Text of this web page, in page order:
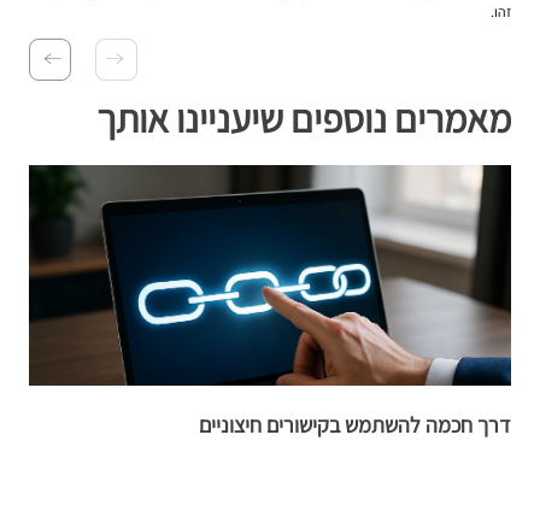
זהו.
מאמרים נוספים שיעניינו אותך
דרך חכמה להשתמש בקישורים חיצוניים